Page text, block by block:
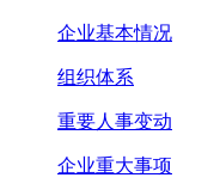
企业基本情况
组织体系
重要人事变动
企业重大事项